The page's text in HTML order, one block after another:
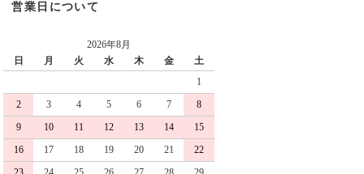
営業日について
2026年8月
日
月 火 水 木 金
土
1
2
3 4 5 6 7
8
9
10 11 12 13 14
15
16
17 18 19 20 21
22